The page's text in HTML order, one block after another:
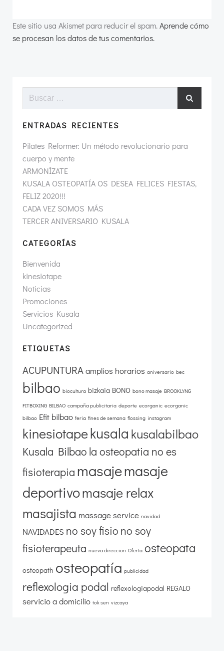
Este sitio usa Akismet para reducir el spam.Aprende cómo
se procesan los datos de tus comentarios.
Buscar:
ENTRADAS RECIENTES
Pilates Reformer: Un método revolucionario para
cuerpo y mente
ARMONÍZATE
KUSALA OSTEOPATÍA OS DESEA FELICES FIESTAS,
FELIZ 2020!!!
CADA VEZ SOMOS MÁS
TERCER ANIVERSARIO KUSALA
CATEGORÍAS
Bienvenida
kinesiotape
Noticias
Promociones
Servicios Kusala
Uncategorized
ETIQUETAS
ACUPUNTURA amplios horarios aniversario bec
bilbao biocultura bizkaia BONO bono masaje BROOKLYNG
FITBOXING BILBAO campaña publicitaria deporte ecorganic ecorganic
bilbao Efit bilbao feria fines de semana flossing instagram
kinesiotapekusala kusalabilbao
Kusala Bilbao la osteopatia no es
fisioterapia masajemasaje
deportivomasaje relax
masajista massage service navidad
NAVIDADES no soy fisio no soy
fisioterapeuta nueva direccion Oferta osteopata
osteopath osteopatía publicidad
reflexologia podal reflexologiapodal REGALO
servicio a domicilio tok sen vizcaya